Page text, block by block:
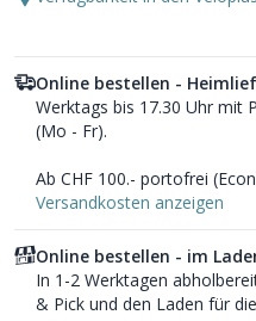
Online bestellen -
Werktags bis 17.30 Uhr mit
(Mo - Fr).
Ab CHF 100.- portofrei
Versandkosten anzeigen
Online bestellen - im
In 1-2 Werktagen
& Pick und den Laden für